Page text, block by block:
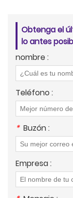
Obtenga el
lo antes
nombre :
Teléfono :
* Buzón :
Empresa :